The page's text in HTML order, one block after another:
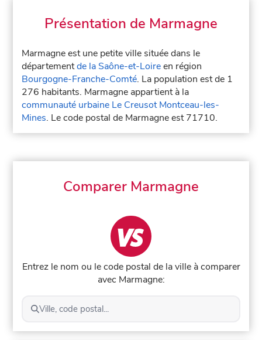
Présentation de Marmagne
Marmagne est une petite ville située dans le
départementde la Saône-et-Loireen région
Bourgogne-Franche-Comté. La population est de 1
276 habitants. Marmagne appartient à la
communauté urbaine Le Creusot Montceau-les-
Mines. Le code postal de Marmagne est 71710.
Comparer Marmagne
Entrez le nom ou le code postal de la ville à comparer
avec Marmagne:
Ville, code postal...